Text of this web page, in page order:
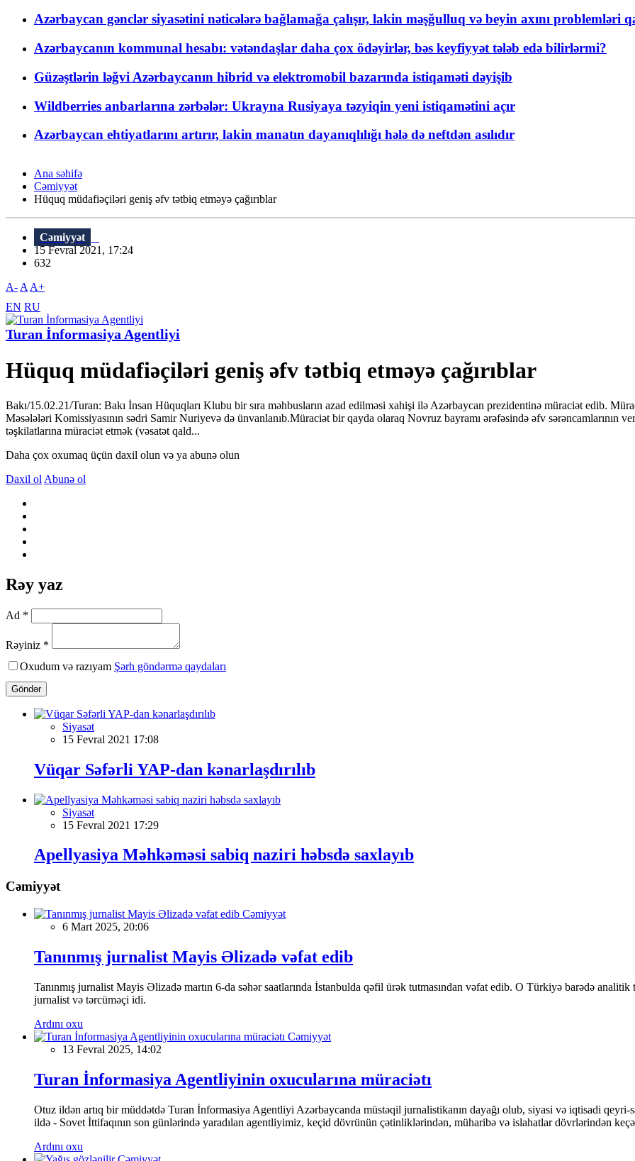
Azərbaycan gənclər siyasətini nəticələrə bağlamağa çalışır, lakin məşğulluq və beyin axını problemləri
Azərbaycanın kommunal hesabı: vətəndaşlar daha çox ödəyirlər, bəs keyfiyyət tələb edə bilirlərmi?
Güzəştlərin ləğvi Azərbaycanın hibrid və elektromobil bazarında istiqaməti dəyişib
Wildberries anbarlarına zərbələr: Ukrayna Rusiyaya təzyiqin yeni istiqamətini açır
Azərbaycan ehtiyatlarını artırır, lakin manatın dayanıqlılığı hələ də neftdən asılıdır
Ana səhifə
Cəmiyyət
Hüquq müdafiəçiləri geniş əfv tətbiq etməyə çağırıblar
Cəmiyyət
15 Fevral 2021, 17:24
632
A- A A+
EN RU
Turan İnformasiya Agentliyi
Hüquq müdafiəçiləri geniş əfv tətbiq etməyə çağırıblar
Bakı/15.02.21/Turan: Bakı İnsan Hüquqları Klubu bir sıra məhbusların azad edilməsi xahişi ilə Azərbaycan prezidentinə müraciət edib.
Məsələləri Komissiyasının sədri Samir Nuriyevə də ünvanlanıb.Müraciət bir qayda olaraq Novruz bayramı ərəfəsində əfv sərəncamlarının
təşkilatlarına müraciət etmək (vəsatət qald...
Daha çox oxumaq üçün daxil olun və ya abunə olun
Daxil ol Abunə ol
Rəy yaz
Ad *
Rəyiniz *
Oxudum və razıyam Şərh göndərmə qaydaları
Göndər
Siyasət
15 Fevral 2021 17:08
Vüqar Səfərli YAP-dan kənarlaşdırılıb
Siyasət
15 Fevral 2021 17:29
Apellyasiya Məhkəməsi sabiq naziri həbsdə saxlayıb
Cəmiyyət
Cəmiyyət
6 Mart 2025, 20:06
Tanınmış jurnalist Mayis Əlizadə vəfat edib
Tanınmış jurnalist Mayis Əlizadə martın 6-da səhər saatlarında İstanbulda qəfil ürək tutmasından vəfat edib. O Türkiyə barədə
jurnalist və tərcüməçi idi.
Ardını oxu
Cəmiyyət
13 Fevral 2025, 14:02
Turan İnformasiya Agentliyinin oxucularına müraciətı
Otuz ildən artıq bir müddətdə Turan İnformasiya Agentliyi Azərbaycanda müstəqil jurnalistikanın dayağı olub, siyasi və iqtisadi
ildə - Sovet İttifaqının son günlərində yaradılan agentliyimiz, keçid dövrünün çətinliklərindən, müharibə və islahatlar dövrlərindən
Ardını oxu